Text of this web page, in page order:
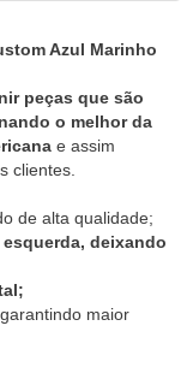
Azul Marinho
peças que são
o melhor da
e assim
clientes.
de alta qualidade;
deixando
, garantindo maior